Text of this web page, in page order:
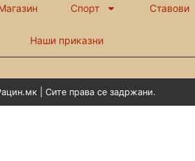
Спорт Ставови
Наши приказни
| Сите права се задржани.